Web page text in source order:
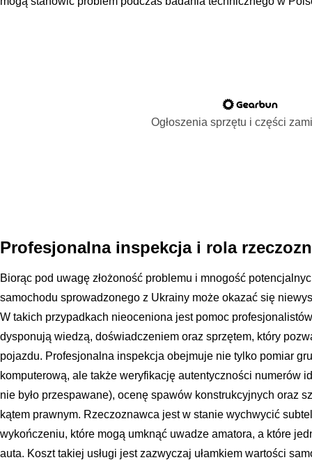
Ogłoszenia sprzętu i części
Profesjonalna inspekcja i rola
Biorąc pod uwagę złożoność problemu i mnogość
samochodu sprowadzonego z Ukrainy może okazać się
W takich przypadkach nieoceniona jest pomoc
dysponują wiedzą, doświadczeniem oraz sprzętem, który
pojazdu. Profesjonalna inspekcja obejmuje nie tylko pomiar
komputerową, ale także weryfikację autentyczności numerów
nie było przespawane), ocenę spawów konstrukcyjnych oraz
kątem prawnym. Rzeczoznawca jest w stanie wychwycić
wykończeniu, które mogą umknąć uwadze amatora, a które
auta. Koszt takiej usługi jest zazwyczaj ułamkiem wartości